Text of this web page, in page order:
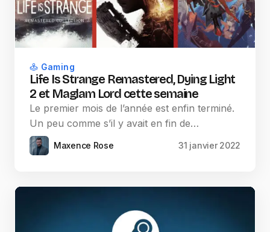
Gaming
Life Is Strange Remastered, Dying Light
2 et Maglam Lord cette semaine
Le premier mois de l’année est enfin terminé.
Un peu comme s’il y avait en fin de…
Maxence Rose 31 janvier 2022